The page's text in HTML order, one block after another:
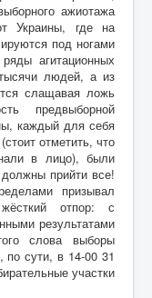
ажиотажа
Украины, где на
под ногами
агитационных
людей, а из
слащавая ложь
предвыборной
каждый для себя
отметить, что
в лицо), были
прийти все!
призывал
отпор: с
результатами
слова выборы
по сути, в 14-00 31
участки